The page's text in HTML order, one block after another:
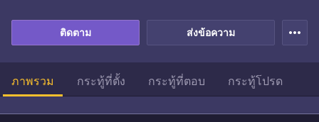
ส่งข้อความ
ติดตาม more_horiz
ภาพรวม กระทู้ที่ตั้ง กระทู้ที่ตอบ กระทู้โปรด